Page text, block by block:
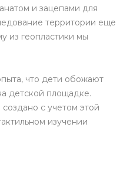
и зацепами для
территории еще
из геопластики мы
что дети обожают
детской площадке.
с учетом этой
изучении